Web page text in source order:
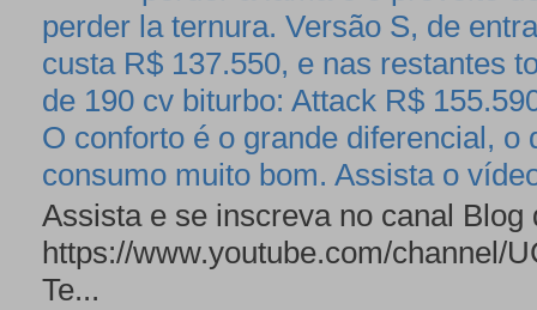
perder la ternura. Versão S, de
custa R$ 137.550, e nas restantes
de 190 cv biturbo: Attack R$
O conforto é o grande diferencial, o
consumo muito bom. Assista o
Assista e se inscreva no canal
https://www.youtube.com/channel/
Te...